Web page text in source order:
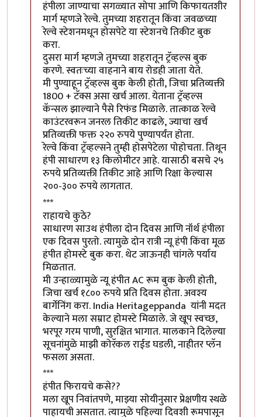
हंपीला जाण्याचा सगळ्यात सोपा आणि किफायतशीर
मार्ग म्हणजे रेल्वे. तुमच्या शहरातून किंवा जवळच्या
रेल्वे स्टेशनमधून होसपेटे या स्टेशनचे तिकीट बुक
करा.
दुसरा मार्ग म्हणजे तुमच्या शहरातून ट्रॅव्हल्स बुक
करणे. स्वतःच्या वाहनाने बाय रोडही जाता येते.
मी पुण्याहून ट्रॅव्हल्स बुक केली होती, जिचा प्रतिव्यक्ती
1800 + टॅक्स असा खर्च आला. येताना ट्रॅव्हल्स
कॅन्सल झाल्याने पैसे रिफंड मिळाले. तात्काळ रेल्वे
काउंटरवरून जनरल तिकीट काढले, ज्याचा खर्च
प्रतिव्यक्ती फक्त २२० रुपये पुण्यापर्यंत होता.
रेल्वे किंवा ट्रॅव्हल्सने तुम्ही होसपेटेला पोहोचता. तिथून
हंपी साधारण १३ किलोमीटर आहे. यासाठी बसचे २५
रुपये प्रतिव्यक्ती तिकीट आहे आणि रिक्षा केल्यास
२००-३०० रुपये लागतात.
***
राहायचे कुठे?
साधारण साउथ हंपीला दोन दिवस आणि नॉर्थ हंपीला
एक दिवस पुरतो. त्यामुळे दोन रात्री न्यू हंपी किंवा मूळ
हंपीत होमस्टे बुक करा. थेट जाऊनही चांगले पर्याय
मिळतात.
मी उन्हाळ्यामुळे न्यू हंपीत AC रूम बुक केली होती,
जिचा खर्च १८०० रुपये प्रति दिवस होता. अवश्य
बार्गेनिंग करा. India Heritageppanda यांनी मदत
केल्याने मला सम्राट होमस्टे मिळाले. जे खूप स्वच्छ,
भरपूर गरम पाणी, सुरक्षित भागात. मालकाने दिलेल्या
सूचनांमुळे माझी कोरॅकल राईड घडली, नाहीतर प्लॅन
फसला असता.
***
हंपीत फिरायचे कसे??
मला खूप निवांतपणे, माझ्या सोयीनुसार प्रेक्षणीय स्थळे
पाहायची असतात. त्यामुळे पहिल्या दिवशी रूमपासून